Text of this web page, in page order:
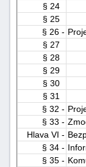
§ 24
§ 25
§ 26 -
§ 27
§ 28
§ 29
§ 30
§ 31
§ 32 -
§ 33 -
Hlava VI -
§ 34 -
§ 35 -